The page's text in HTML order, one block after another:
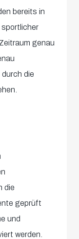
bereits in
sportlicher
genau
die
die
geprüft
und
werden.